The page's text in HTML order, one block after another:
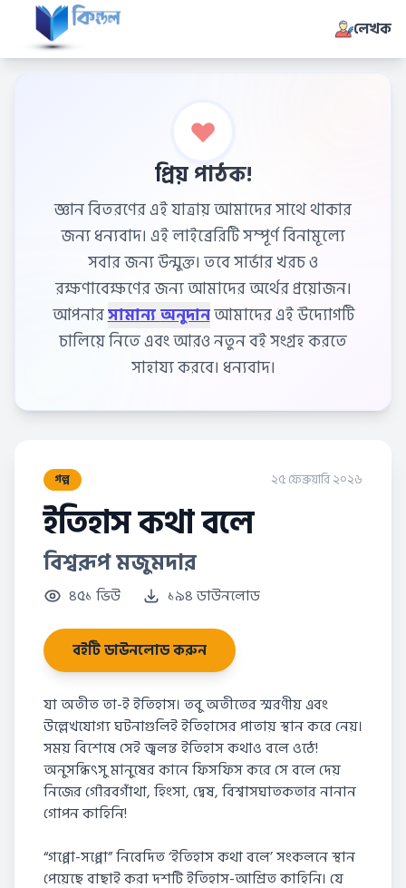
লেখক
প্রিয় পাঠক!
জ্ঞান বিতরণের এই যাত্রায় আমাদের সাথে থাকার
জন্য ধন্যবাদ। এই লাইব্রেরিটি সম্পূর্ণ বিনামূল্যে
সবার জন্য উন্মুক্ত। তবে সার্ভার খরচ ও
রক্ষণাবেক্ষণের জন্য আমাদের অর্থের প্রয়োজন।
আপনার
সামান্য অনুদানআমাদের এই উদ্যোগটি
চালিয়ে নিতে এবং আরও নতুন বই সংগ্রহ করতে
সাহায্য করবে। ধন্যবাদ।
গল্প ২৫ ফেব্রুয়ারি ২০২৬
ইতিহাস কথা বলে
বিশ্বরূপ মজুমদার
৪৫১ ভিউ ১৯৪ ডাউনলোড
বইটি ডাউনলোড করুন
যা অতীত তা-ই ইতিহাস। তবু অতীতের স্মরণীয় এবং
উল্লেখযোগ্য ঘটনাগুলিই ইতিহাসের পাতায় স্থান করে নেয়।
সময় বিশেষে সেই জ্বলন্ত ইতিহাস কথাও বলে ওঠে!
অনুসন্ধিৎসু মানুষের কানে ফিসফিস করে সে বলে দেয়
নিজের গৌরবগাঁথা, হিংসা, দ্বেষ, বিশ্বাসঘাতকতার নানান
গোপন কাহিনি!
“গপ্পো-সপ্পো” নিবেদিত ‘ইতিহাস কথা বলে’ সংকলনে স্থান
পেয়েছে বাছাই করা দশটি ইতিহাস-আশ্রিত কাহিনি। যে